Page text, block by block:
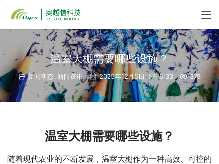
温室大棚需要哪些设施？
新闻动态 新闻资讯 2025年12月5日 下午6:33 379
温室大棚需要哪些设施？
随着现代农业的不断发展，温室大棚作为一种高效、可控的